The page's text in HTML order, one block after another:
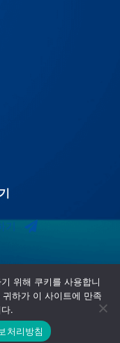
위해 쿠키를 사용합니
하가 이 사이트에 만족
.
처리방침